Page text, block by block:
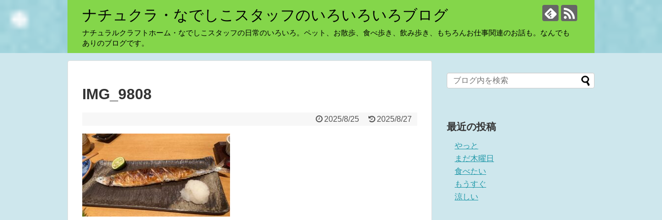
ナチュクラ・なでしこスタッフのいろいろいろブログ
ナチュラルクラフトホーム・なでしこスタッフの日常のいろいろ。ペット、お散歩、食べ歩き、飲み歩き、もちろんお仕事関連のお話も。なんでも
ありのブログです。
IMG_9808
2025/8/25 2025/8/27
最近の投稿
やっと
まだ木曜日
食べたい
もうすぐ
涼しい